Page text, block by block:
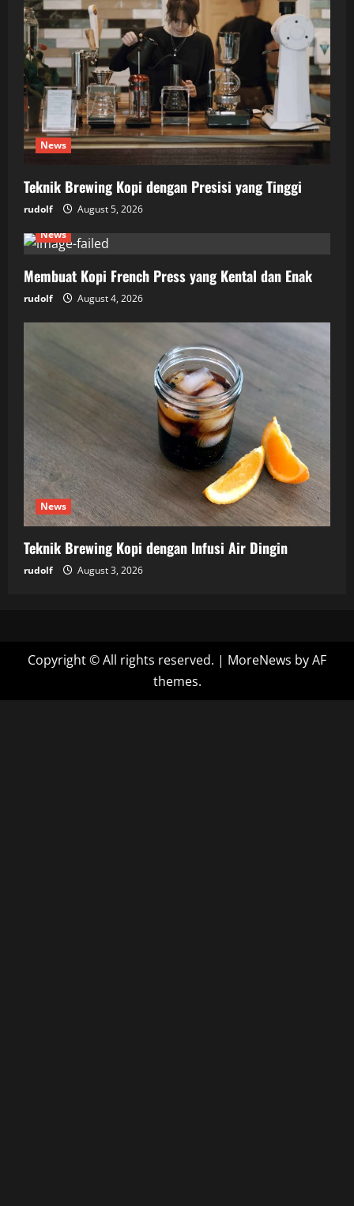
News
Teknik Brewing Kopi dengan Presisi yang Tinggi
rudolf
August 5, 2026
News
Membuat Kopi French Press yang Kental dan Enak
rudolf August 4, 2026
News
Teknik Brewing Kopi dengan Infusi Air Dingin
rudolf August 3, 2026
Copyright © All rights reserved. | MoreNews by AF
themes.